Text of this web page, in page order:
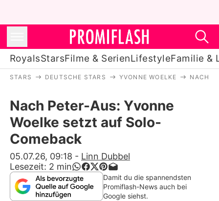
RoyalsStarsFilme & SerienLifestyleFamilie &
Stars
Filme & Serien
Lifestyle
Familie & Liebe
Promiflash Exklusiv
STARS DEUTSCHE STARS YVONNE WOELKE NACH
Nach Peter-Aus: Yvonne
Woelke setzt auf Solo-
Comeback
05.07.26, 09:18 - Linn Dubbel
Lesezeit: 2 min
Damit du die spannendsten
Promiflash-News auch bei
Google siehst.